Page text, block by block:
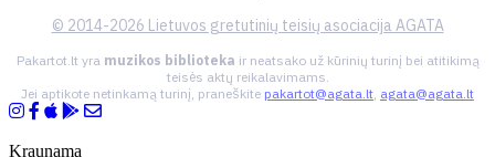
© 2014-2026 Lietuvos gretutinių teisių asociacija AGATA
Pakartot.lt yra muzikos biblioteka ir neatsako už kūrinių turinį bei atitikimą
teisės aktų reikalavimams.
Jei aptikote netinkamą turinį, praneškite pakartot@agata.lt, agata@agata.lt
Kraunama